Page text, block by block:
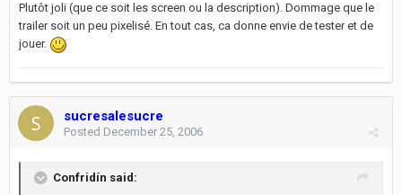
Plutôt joli (que ce soit les screen ou la description). Dommage que le
trailer soit un peu pixelisé. En tout cas, ca donne envie de tester et de
jouer.
sucresalesucre
Posted December 25, 2006
Confridín said: